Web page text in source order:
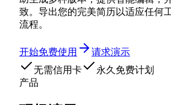
致。导出您的完美简历以适应任何
流程。
开始免费使用
请求演示
无需信用卡
永久免费计划
产品